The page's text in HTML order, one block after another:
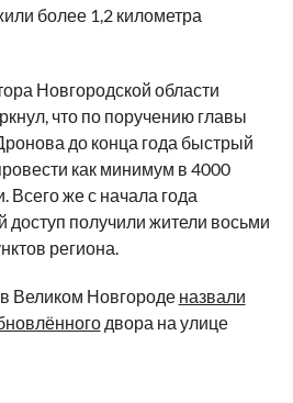
более 1,2 километра
Новгородской области
что по поручению главы
до конца года быстрый
как минимум в 4000
Всего же с начала года
получили жители восьми
региона.
Великом Новгороде назвали
двора на улице